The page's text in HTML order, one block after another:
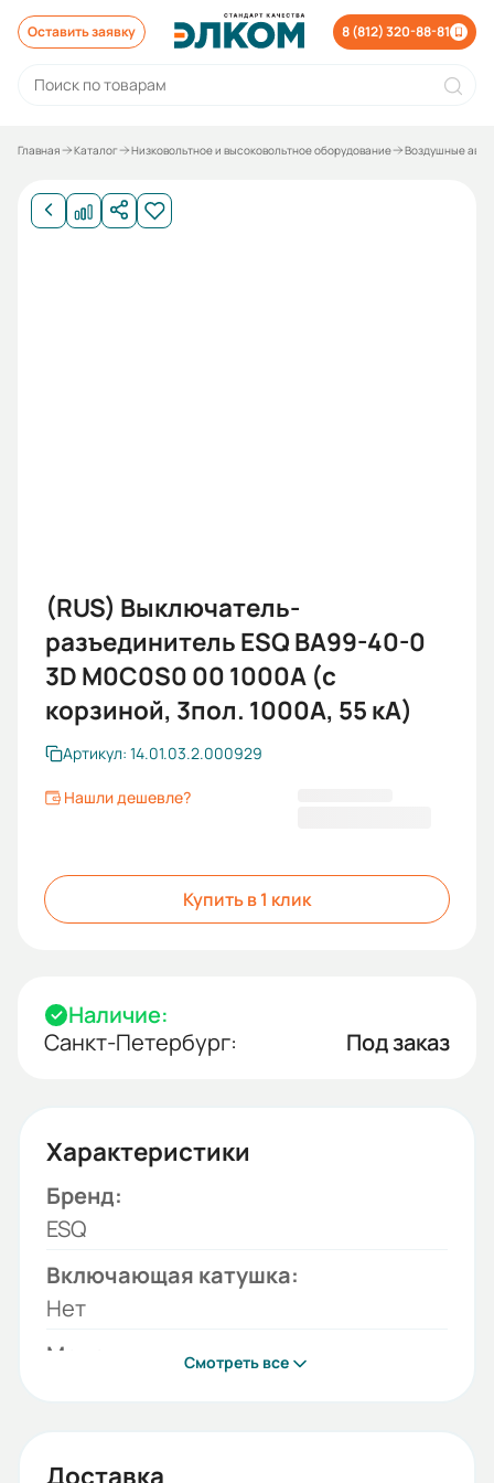
Оставить заявку 8 (812) 320-88-81
Главная Каталог Низковольтное и высоковольтное оборудование Воздушные
(RUS) Выключатель-
разъединитель ESQ ВА99-40-0
3D M0C0S0 00 1000A (с
корзиной, 3пол. 1000А, 55 кА)
Артикул: 14.01.03.2.000929
Нашли дешевле?
Купить в 1 клик
Наличие:
Санкт-Петербург:
Под заказ
Характеристики
Бренд:
ESQ
Включающая катушка:
Нет
Модель:
Нет
Смотреть все
Доставка